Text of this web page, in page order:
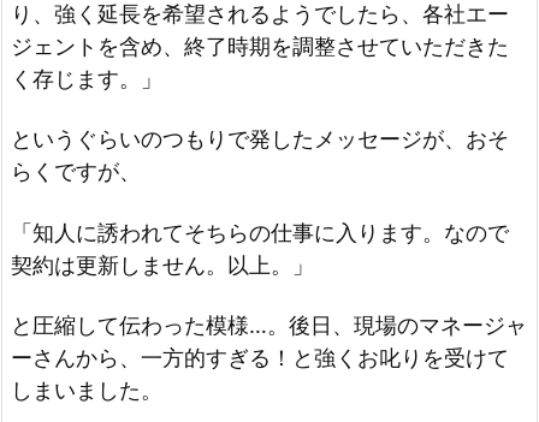
り、強く延長を希望されるようでしたら、各社エー
ジェントを含め、終了時期を調整させていただきた
く存じます。」
というぐらいのつもりで発したメッセージが、おそ
らくですが、
「知人に誘われてそちらの仕事に入ります。なので
契約は更新しません。以上。」
と圧縮して伝わった模様…。後日、現場のマネージャ
ーさんから、一方的すぎる！と強くお叱りを受けて
しまいました。